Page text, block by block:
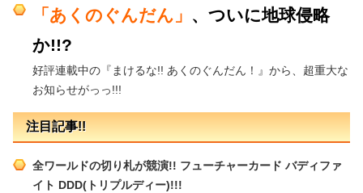
「あくのぐんだん」 、ついに地球侵略
か!!?
好評連載中の『まけるな!! あくのぐんだん！』から、超重大な
お知らせがっっ!!!
注目記事!!
全ワールドの切り札が競演!! フューチャーカード バディファ
イト DDD(トリプルディー)!!!